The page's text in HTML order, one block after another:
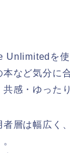
Unlimitedを
など気分に
感・ゆった
者層は幅広く